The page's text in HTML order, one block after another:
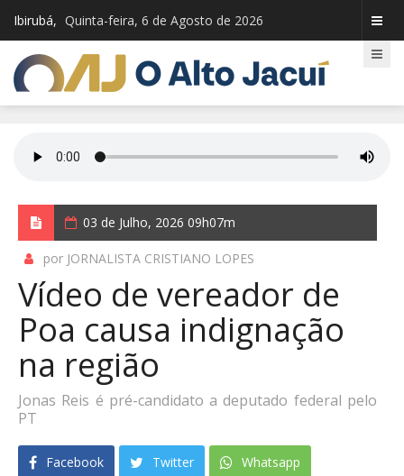
Ibirubá, Quinta-feira, 6 de Agosto de 2026
03 de Julho, 2026 09h07m
por JORNALISTA CRISTIANO LOPES
Vídeo de vereador de
Poa causa indignação
na região
Jonas Reis é pré-candidato a deputado federal pelo
PT
Facebook Twitter Whatsapp